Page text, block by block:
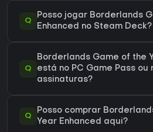
Q
Posso jogar Borderlands
Enhanced no Steam Deck?
Q
Borderlands Game of the
está no PC Game Pass ou
assinaturas?
Q
Posso comprar
Year Enhanced aqui?